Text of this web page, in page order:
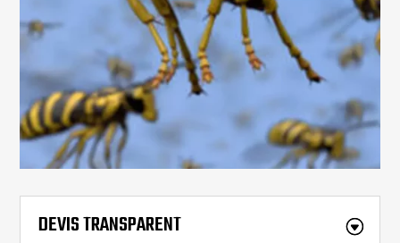
DEVIS TRANSPARENT